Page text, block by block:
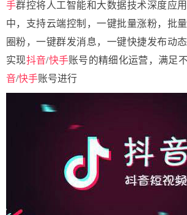
手群控将人工智能和大数据技术深度应
中，支持云端控制，一键批量涨粉，批
圈粉，一键群发消息，一键快捷发布动
实现抖音/快手账号的精细化运营，满足
音/快手账号进行